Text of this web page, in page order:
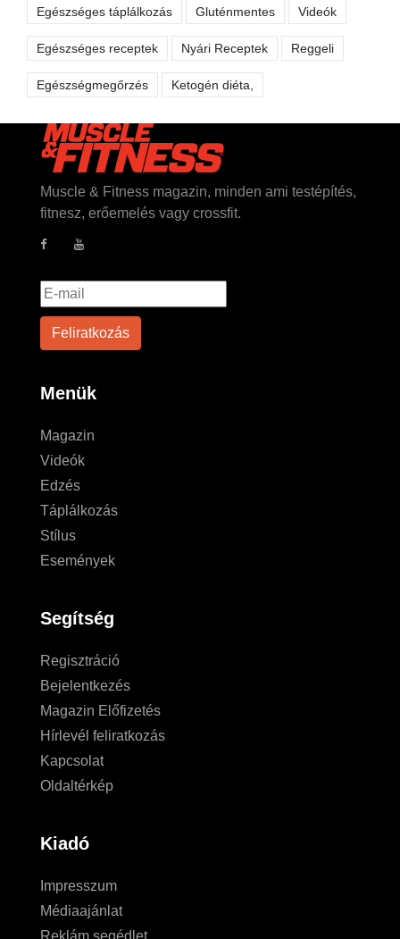
Egészséges táplálkozás Gluténmentes Videók
Egészséges receptek Nyári Receptek Reggeli
Egészségmegőrzés Ketogén diéta,
Muscle & Fitness magazin, minden ami testépítés,
fitnesz, erőemelés vagy crossfit.
Menük
Magazin
Videók
Edzés
Táplálkozás
Stílus
Események
Segítség
Regisztráció
Bejelentkezés
Magazin Előfizetés
Hírlevél feliratkozás
Kapcsolat
Oldaltérkép
Kiadó
Impresszum
Médiaajánlat